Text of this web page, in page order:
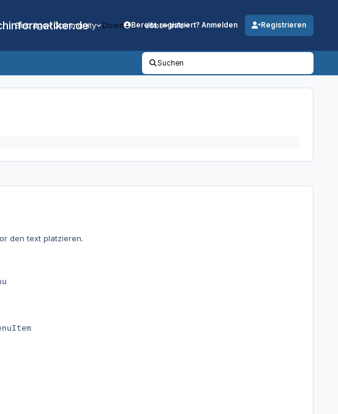
Beiträge Community DownloadsJobs Info
Bereits registriert? Anmelden Registrieren
Suchen
den text platzieren.